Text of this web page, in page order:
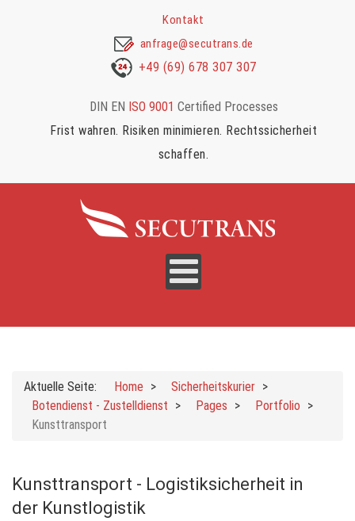
Kontakt
anfrage@secutrans.de
+49 (69) 678 307 307
DIN EN ISO 9001 Certified Processes
Frist wahren. Risiken minimieren. Rechtssicherheit
schaffen.
Aktuelle Seite: Home
Sicherheitskurier
Botendienst - Zustelldienst
Pages
Portfolio
Kunsttransport
Kunsttransport - Logistiksicherheit in
der Kunstlogistik